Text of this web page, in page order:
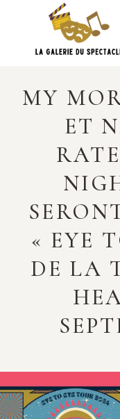
content
MY
ET
« EYE
DE LA